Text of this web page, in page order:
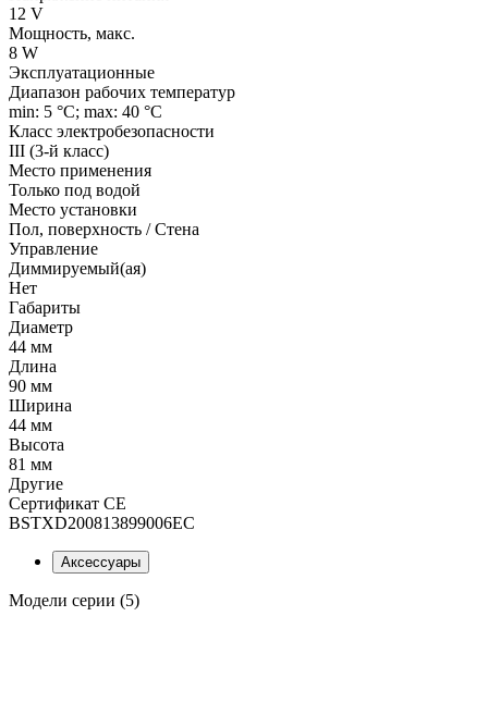
12 V
Мощность, макс.
8 W
Эксплуатационные
Диапазон рабочих температур
min: 5 °C; max: 40 °C
Класс электробезопасности
III (3-й класс)
Место применения
Только под водой
Место установки
Пол, поверхность / Стена
Управление
Диммируемый(ая)
Нет
Габариты
Диаметр
44 мм
Длина
90 мм
Ширина
44 мм
Высота
81 мм
Другие
Сертификат CE
BSTXD200813899006EC
Аксессуары
Модели серии (5)